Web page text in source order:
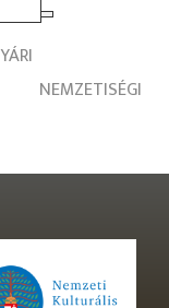
NEMZETISÉGI